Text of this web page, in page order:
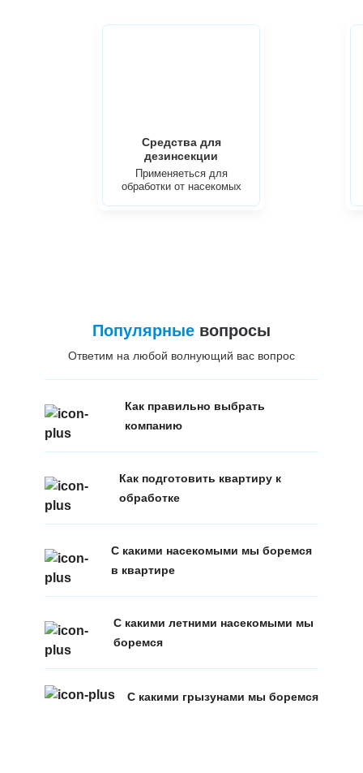
Средства для
дезинсекции
Применяеться для
обработки от насекомых
Популярныевопросы
Ответим на любой волнующий вас вопрос
Как правильно выбрать
компанию
Как подготовить квартиру к
обработке
С какими насекомыми мы боремся
в квартире
С какими летними насекомыми мы
боремся
С какими грызунами мы боремся